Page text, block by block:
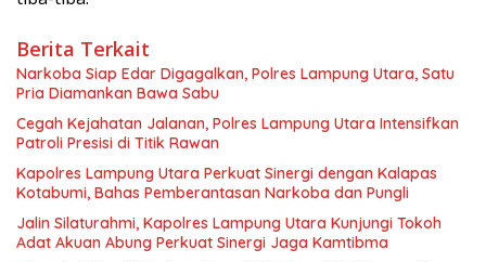
Berita Terkait
Narkoba Siap Edar Digagalkan, Polres Lampung Utara, Satu
Pria Diamankan Bawa Sabu
Cegah Kejahatan Jalanan, Polres Lampung Utara Intensifkan
Patroli Presisi di Titik Rawan
Kapolres Lampung Utara Perkuat Sinergi dengan Kalapas
Kotabumi, Bahas Pemberantasan Narkoba dan Pungli
Jalin Silaturahmi, Kapolres Lampung Utara Kunjungi Tokoh
Adat Akuan Abung Perkuat Sinergi Jaga Kamtibma